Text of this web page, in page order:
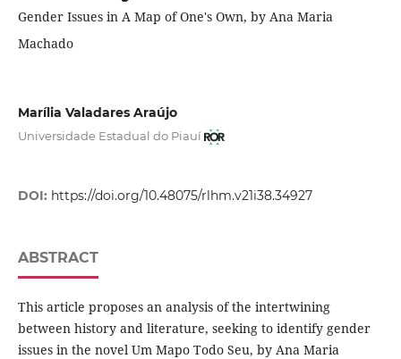
Gender Issues in A Map of One's Own, by Ana Maria
Machado
Marília Valadares Araújo
Universidade Estadual do Piauí
DOI: https://doi.org/10.48075/rlhm.v21i38.34927
ABSTRACT
This article proposes an analysis of the intertwining
between history and literature, seeking to identify gender
issues in the novel Um Mapo Todo Seu, by Ana Maria